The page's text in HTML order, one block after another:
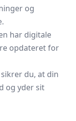
og
har digitale
opdateret for
du, at din
og yder sit